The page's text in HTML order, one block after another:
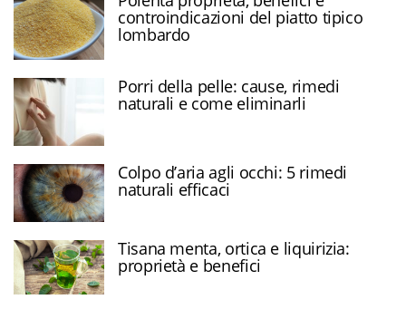
controindicazioni del piatto tipico
lombardo
Porri della pelle: cause, rimedi
naturali e come eliminarli
Colpo d’aria agli occhi: 5 rimedi
naturali efficaci
Tisana menta, ortica e liquirizia:
proprietà e benefici